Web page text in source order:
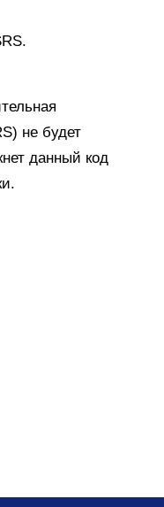
не будет
данный код